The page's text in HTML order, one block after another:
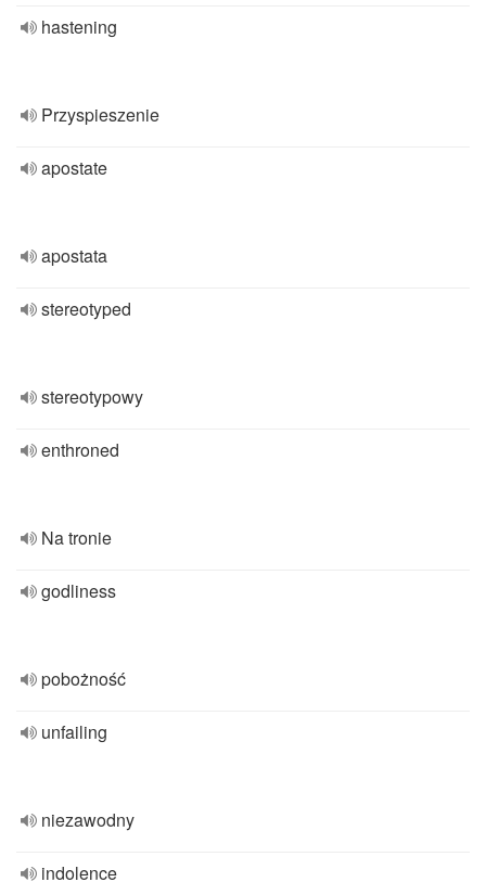
hastening
Przyspieszenie
apostate
apostata
stereotyped
stereotypowy
enthroned
Na tronie
godliness
pobożność
unfailing
niezawodny
indolence